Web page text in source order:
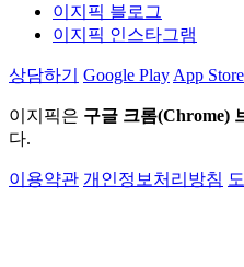
이지픽 블로그
이지픽 인스타그램
상담하기 Google Play App Store
이지픽은 구글 크롬(Chrome)
다.
이용약관 개인정보처리방침